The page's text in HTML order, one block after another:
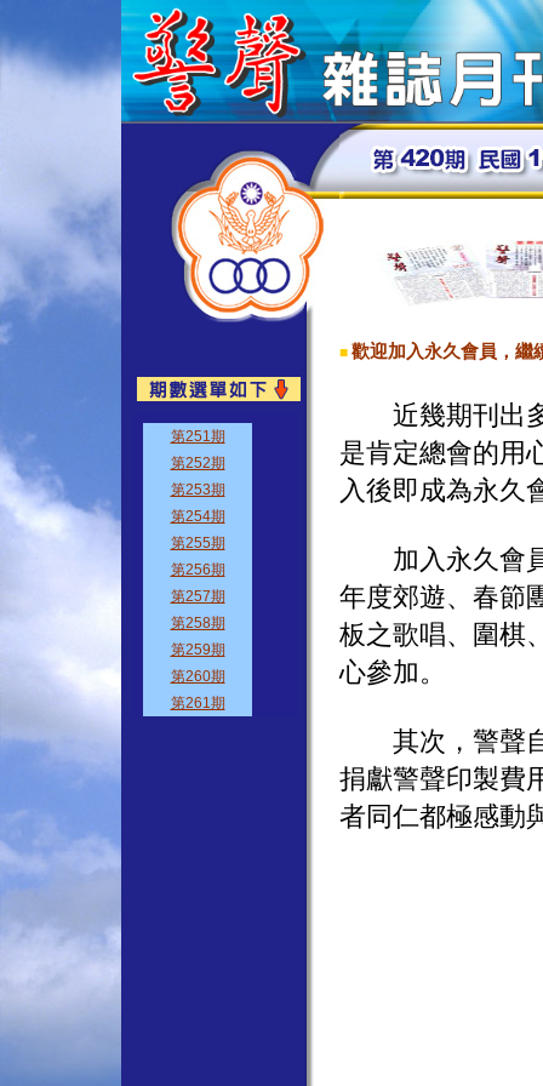
■ 歡迎加入永久會員，繼
近幾期刊出多
是肯定總會的用
入後即成為永久
加入永久會員
年度郊遊、春節
板之歌唱、圍棋
心參加。
其次，警聲自
捐獻警聲印製費
者同仁都極感動